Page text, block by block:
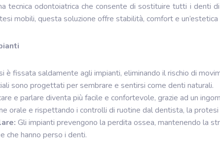
tecnica odontoiatrica che consente di sostituire tutti i denti
mobili, questa soluzione offre stabilità, comfort e un’estetica
è fissata saldamente agli impianti, eliminando il rischio di
sono progettati per sembrare e sentirsi come denti naturali.
e parlare diventa più facile e confortevole, grazie ad un
orale e rispettando i controlli di ruotine dal dentista, la
Gli impianti prevengono la perdita ossea, mantenendo la
che hanno perso i denti.